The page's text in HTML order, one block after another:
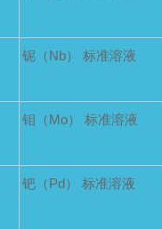
铌（Nb） 标准溶液
钼（Mo） 标准溶液
钯（Pd） 标准溶液